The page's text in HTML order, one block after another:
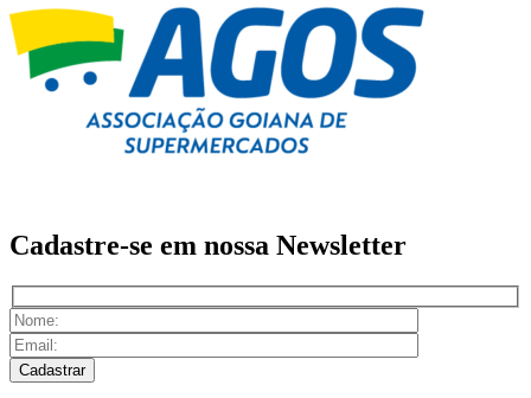
Cadastre-se em nossa Newsletter